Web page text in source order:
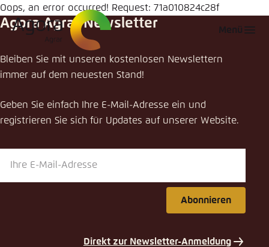
Zum
Hauptinhalt
Menü
Oops, an error occurred! Request: 71a010824c28f
Agora Agrar Newsletter
Bleiben Sie mit unseren kostenlosen Newslettern
immer auf dem neuesten Stand!
Geben Sie einfach Ihre E-Mail-Adresse ein und
registrieren Sie sich für Updates auf unserer Website.
Abonnieren
Direkt zur Newsletter-Anmeldung
Login
Melden Sie sich an um ..., ... und ... zu verwalten.
Sprache auswählen
Englisch
Deutsch
Agora Think Tanks
Erscheinungsbild der Webseite
Diese Webseite passt ihr Farbschema basierend
auf Ihren Einstellungen an. Wählen Sie aus,
welches Farbschema Sie für diese Webseite
Close